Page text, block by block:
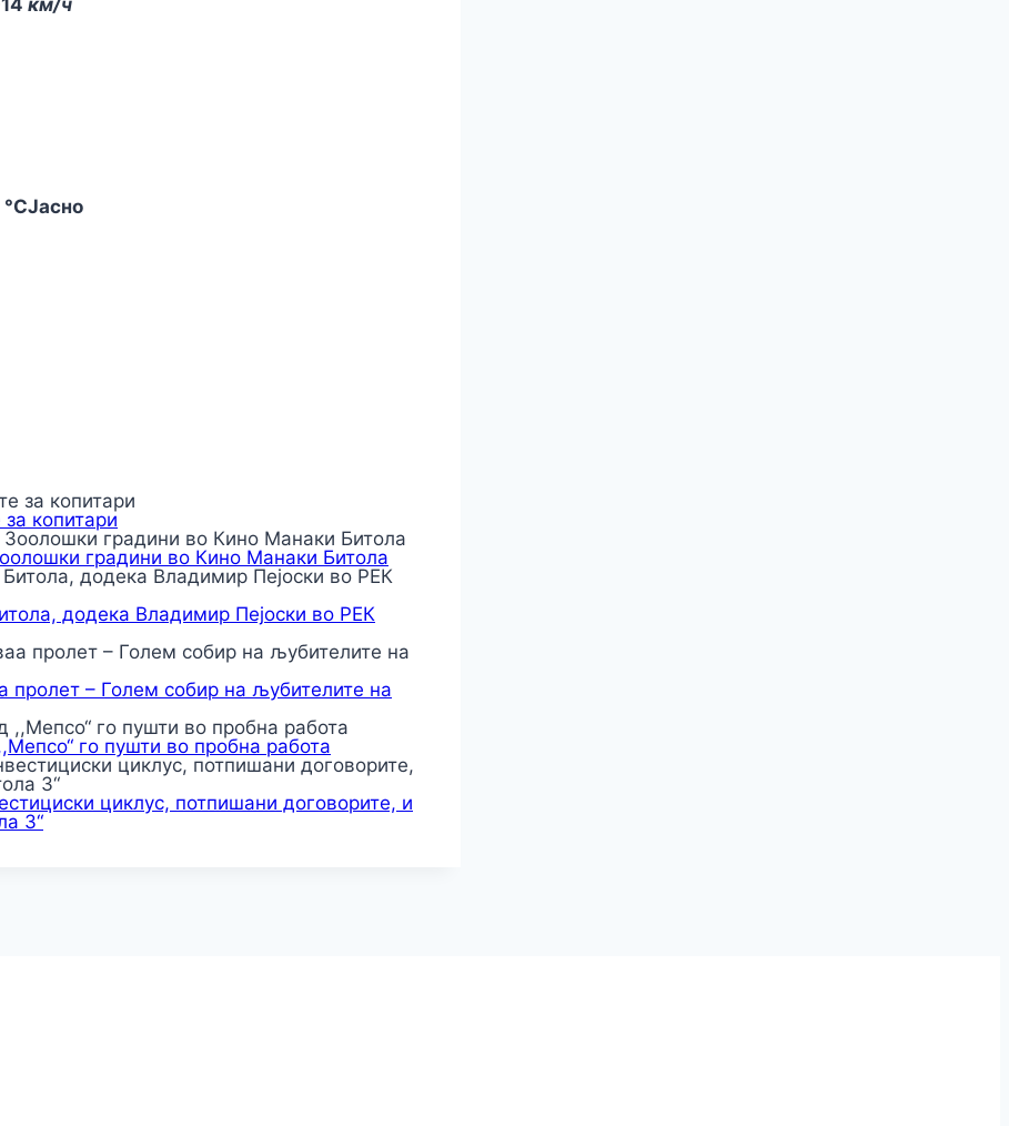
Јасно
копитари
градини во Кино Манаки Битола
додека Владимир Пејоски во РЕК
пролет – Голем собир на љубителите на
го пушти во пробна работа
циклус, потпишани договорите, и
3“